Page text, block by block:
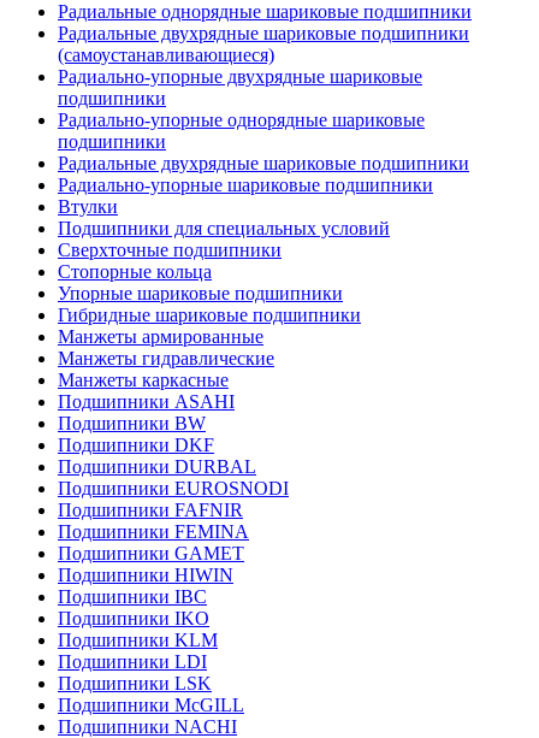
Радиальные однорядные шариковые подшипники
Радиальные двухрядные шариковые подшипники
(самоустанавливающиеся)
Радиально-упорные двухрядные шариковые
подшипники
Радиально-упорные однорядные шариковые
подшипники
Радиальные двухрядные шариковые подшипники
Радиально-упорные шариковые подшипники
Втулки
Подшипники для специальных условий
Сверхточные подшипники
Стопорные кольца
Упорные шариковые подшипники
Гибридные шариковые подшипники
Манжеты армированные
Манжеты гидравлические
Манжеты каркасные
Подшипники ASAHI
Подшипники BW
Подшипники DKF
Подшипники DURBAL
Подшипники EUROSNODI
Подшипники FAFNIR
Подшипники FEMINA
Подшипники GAMET
Подшипники HIWIN
Подшипники IBC
Подшипники IKO
Подшипники KLM
Подшипники LDI
Подшипники LSK
Подшипники McGILL
Подшипники NACHI